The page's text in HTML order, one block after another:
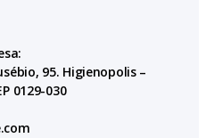
95. Higienopolis –
0129-030